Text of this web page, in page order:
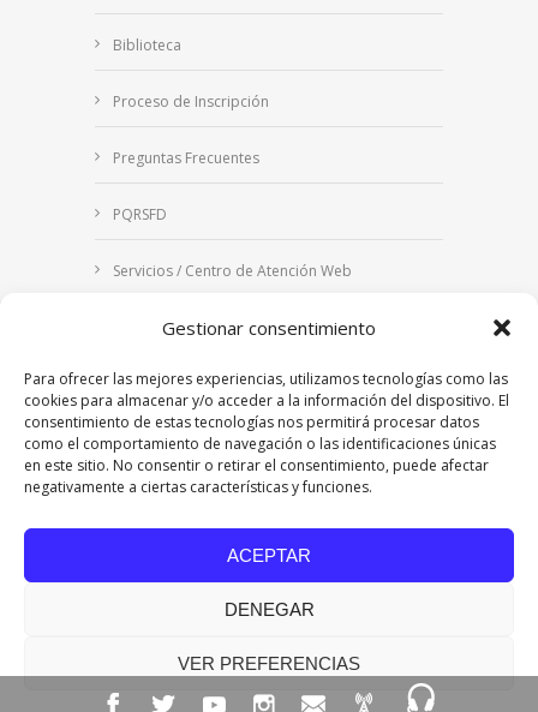
Gestionar consentimiento
Para ofrecer las mejores experiencias, utilizamos tecnologías como las
cookies para almacenar y/o acceder a la información del dispositivo. El
consentimiento de estas tecnologías nos permitirá procesar datos
como el comportamiento de navegación o las identificaciones únicas
en este sitio. No consentir o retirar el consentimiento, puede afectar
negativamente a ciertas características y funciones.
ACEPTAR
DENEGAR
VER PREFERENCIAS
Biblioteca
Proceso de Inscripción
Preguntas Frecuentes
PQRSFD
Servicios / Centro de Atención Web
Correo Institucional
Notificaciones judiciales
| Personería Jurídica Resolución
7542 de mayo de 1982
Acreditación Institucional en Alta Calidad
Ministerio de Educación Nacional.